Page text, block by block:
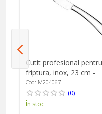
Cutit profesional pentru
friptura, inox, 23 cm -
Monix
Cod: M204067
(0)
În stoc